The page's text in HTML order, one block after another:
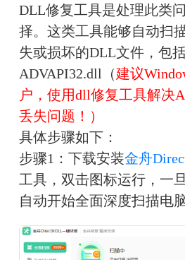
DLL修复工具是处理此类
择。这类工具能够自动扫
失或损坏的DLL文件，包
ADVAPI32.dll（建议
户，使用dll修复工具解决
丢失问题！）
具体步骤如下：
步骤1：下载安装金舟
工具，双击图标运行，一
自动开始全面深度扫描电